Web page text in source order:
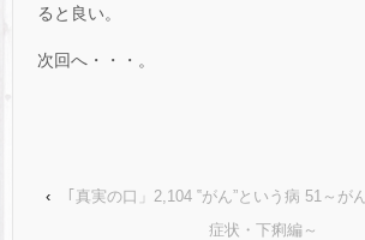
ると良い。
次回へ・・・。
‹
｢真実の口」2,104 ‟がん”という病 51～が
症状・下痢編～